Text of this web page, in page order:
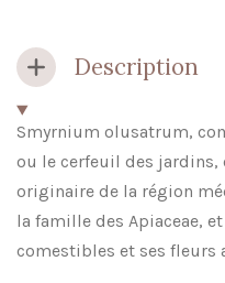
Description
Smyrnium olusatrum,
ou le cerfeuil des jardins,
originaire de la région
la famille des Apiaceae,
comestibles et ses fleurs